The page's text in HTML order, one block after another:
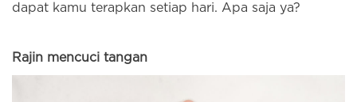
dapat kamu terapkan setiap hari. Apa saja ya?
Rajin mencuci tangan